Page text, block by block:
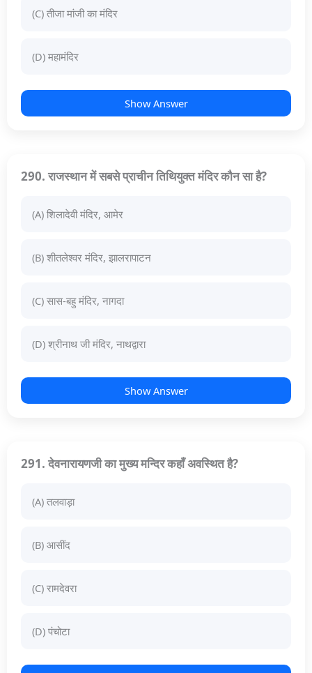
(C) तीजा मांजी का मंदिर
(D) महामंदिर
Show Answer
290. राजस्थान में सबसे प्राचीन तिथियुक्त मंदिर कौन सा है?
(A) शिलादेवी मंदिर, आमेर
(B) शीतलेश्वर मंदिर, झालरापाटन
(C) सास-बहु मंदिर, नागदा
(D) श्रीनाथ जी मंदिर, नाथद्वारा
Show Answer
291. देवनारायणजी का मुख्य मन्दिर कहाँ अवस्थित है?
(A) तलवाड़ा
(B) आसींद
(C) रामदेवरा
(D) पंचोटा